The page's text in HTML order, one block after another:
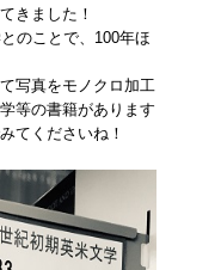
きました！
のことで、100年ほ
写真をモノクロ加工
等の書籍があります
てくださいね！